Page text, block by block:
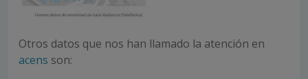
Otros datos que nos han llamado la atención en
acens son: